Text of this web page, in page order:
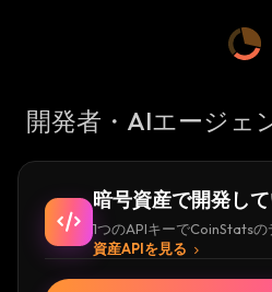
開発者・AIエージェ
暗号資産で開発し
1つのAPIキーでCoinStatsの
資産APIを見る